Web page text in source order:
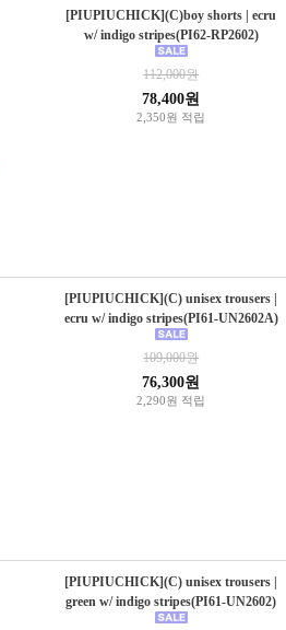
[PIUPIUCHICK](C)boy shorts | ecru
w/ indigo stripes(PI62-RP2602)
112,000원
78,400원
2,350원 적립
[PIUPIUCHICK](C) unisex trousers |
ecru w/ indigo stripes(PI61-UN2602A)
109,000원
76,300원
2,290원 적립
[PIUPIUCHICK](C) unisex trousers |
green w/ indigo stripes(PI61-UN2602)